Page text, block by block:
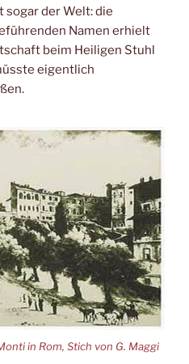
sogar der Welt: die
Namen erhielt
beim Heiligen Stuhl
eigentlich
in Rom, Stich von G. Maggi